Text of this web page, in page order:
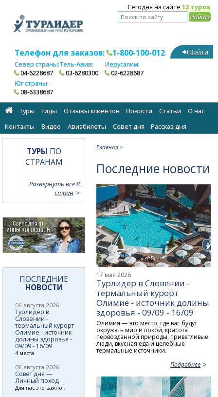
Сегодня на сайте 13 туров
Телефон для заказов: 1-800-100-012
Север страны:
04-6228687
Тель-Авив:
03-6280300
Иерусалим:
02-6228687
Юг страны:
08-6338687
Войти
Туры Гиды Отзывы клиентов Новости Статьи
О нас
Контакты
Видео Авиабилеты Cовет дня Рассказ дня
Главная >
Последние новости
17 мая 2026
Турлидер в Словении -
термальный курорт
Олимие - источник долины
здоровья - 09/09 - 16/09
Олимия — это место, где вас будут
окружать мир и покой, красота
первозданной природы, приветливые
люди, вкусная еда и целебные
термальные источники.
Подробнее
ТУРЫ ПО
СТРАНАМ
Развернуть все 8
стран
ПОСЛЕДНИЕ
НОВОСТИ
06 августа 2026
Турлидер в
Словении -
термальный курорт
Олимие - источник
долины здоровья -
09/09 - 16/09
4 места
06 августа 2026
Совет дня —
Личный поход
Для нас это важно!